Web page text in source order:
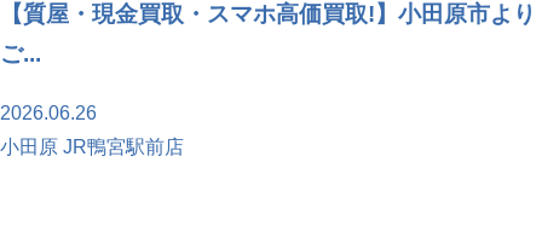
【質屋・現金買取・スマホ高価買取!】小田原市より
ご...
2026.06.26
小田原 JR鴨宮駅前店